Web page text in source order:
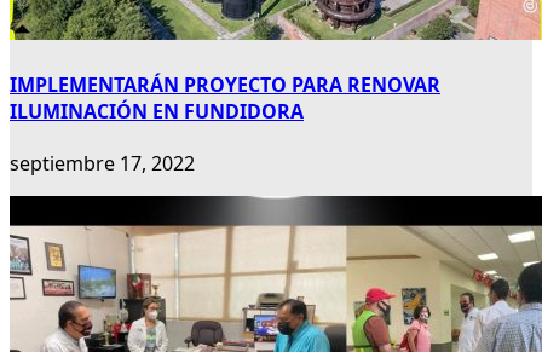
IMPLEMENTARÁN PROYECTO PARA RENOVAR
ILUMINACIÓN EN FUNDIDORA
septiembre 17, 2022